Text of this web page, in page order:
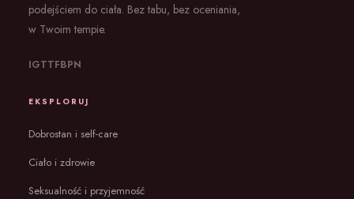
podejściem do ciała. Bez tabu, bez oceniania,
w Twoim tempie.
IGTTFBPN
EKSPLORUJ
Dobrostan i self-care
Ciało i zdrowie
Seksualność i przyjemność